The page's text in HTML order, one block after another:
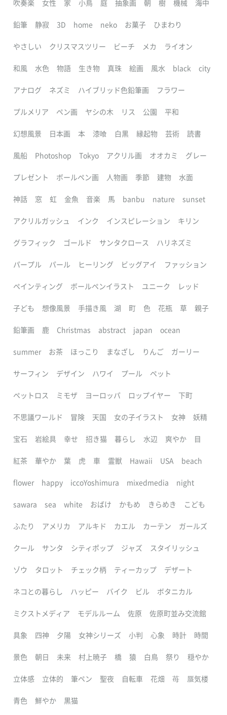
吹奏楽 女性 家 小鳥 庭 抽象画 朝 樹 機械 海中
鉛筆 静寂 3D home neko お菓子 ひまわり
やさしい クリスマスツリー ビーチ メカ ライオン
和風 水色 物語 生き物 真珠 絵画 風水 black city
アナログ ネズミ ハイブリッド色鉛筆画 フラワー
プルメリア ペン画 ヤシの木 リス 公園 平和
幻想風景 日本画 本 漆喰 白黒 縁起物 芸術 読書
風船 Photoshop Tokyo アクリル画 オオカミ グレー
プレゼント ボールペン画 人物画 季節 建物 水面
神話 窓 虹 金魚 音楽 馬 banbu nature sunset
アクリルガッシュ インク インスピレーション キリン
グラフィック ゴールド サンタクロース ハリネズミ
パープル パール ヒーリング ビッグアイ ファッション
ペインティング ボールペンイラスト ユニーク レッド
子ども 想像風景 手描き風 湖 町 色 花瓶 草 親子
鉛筆画 鹿 Christmas abstract japan ocean
summer お茶 ほっこり まなざし りんご ガーリー
サーフィン デザイン ハワイ プール ペット
ペットロス ミモザ ヨーロッパ ロップイヤー 下町
不思議ワールド 冒険 天国 女の子イラスト 女神 妖精
宝石 岩絵具 幸せ 招き猫 暮らし 水辺 爽やか 目
紅茶 華やか 葉 虎 車 霊獣 Hawaii USA beach
flower happy iccoYoshimura mixedmedia night
sawara sea white おばけ かもめ きらめき こども
ふたり アメリカ アルキド カエル カーテン ガールズ
クール サンタ シティポップ ジャズ スタイリッシュ
ゾウ タロット チェック柄 ティーカップ デザート
ネコとの暮らし ハッピー バイク ビル ボタニカル
ミクストメディア モデルルーム 佐原 佐原町並み交流館
具象 四神 夕陽 女神シリーズ 小判 心象 時計 時間
景色 朝日 未来 村上暁子 橋 猿 白鳥 祭り 穏やか
立体感 立体的 筆ペン 聖夜 自転車 花畑 苺 蜃気楼
青色 鮮やか 黒猫